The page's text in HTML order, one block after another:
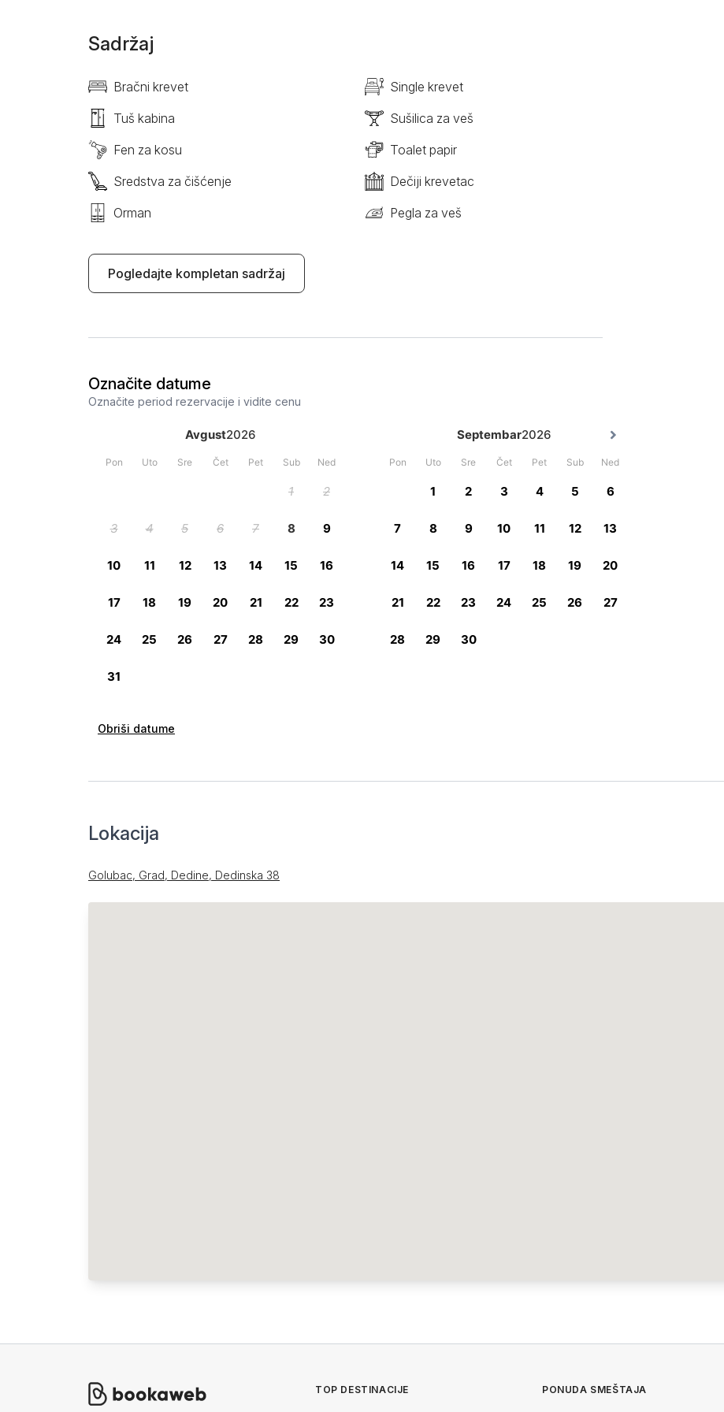
Sadržaj
Bračni krevet
Single krevet
Tuš kabina
Sušilica za veš
Fen za kosu
Toalet papir
Sredstva za čišćenje
Dečiji krevetac
Orman
Pegla za veš
Pogledajte kompletan sadržaj
Označite datume
Označite period rezervacije i vidite cenu
Obriši datume
Lokacija
Golubac, Grad, Dedine, Dedinska 38
TOP DESTINACIJE PONUDA SMEŠTAJA